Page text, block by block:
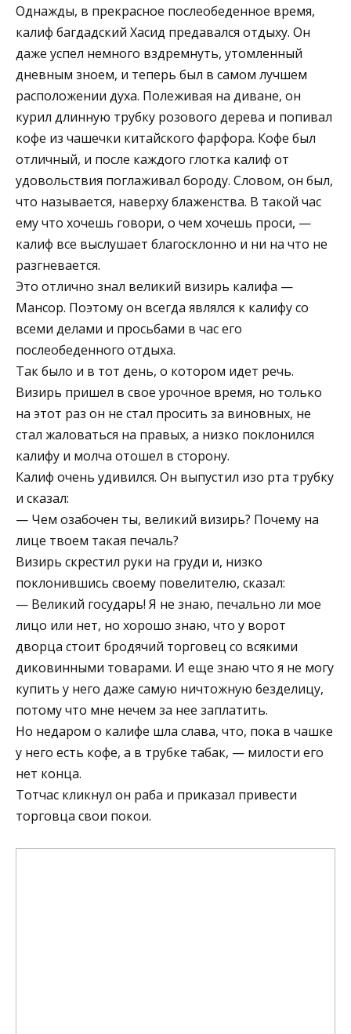
Однажды, в прекрасное послеобеденное время,
калиф багдадский Хасид предавался отдыху. Он
даже успел немного вздремнуть, утомленный
дневным зноем, и теперь был в самом лучшем
расположении духа. Полеживая на диване, он
курил длинную трубку розового дерева и попивал
кофе из чашечки китайского фарфора. Кофе был
отличный, и после каждого глотка калиф от
удовольствия поглаживал бороду. Словом, он был,
что называется, наверху блаженства. В такой час
ему что хочешь говори, о чем хочешь проси, —
калиф все выслушает благосклонно и ни на что не
разгневается.
Это отлично знал великий визирь калифа —
Мансор. Поэтому он всегда являлся к калифу со
всеми делами и просьбами в час его
послеобеденного отдыха.
Так было и в тот день, о котором идет речь.
Визирь пришел в свое урочное время, но только
на этот раз он не стал просить за виновных, не
стал жаловаться на правых, а низко поклонился
калифу и молча отошел в сторону.
Калиф очень удивился. Он выпустил изо рта трубку
и сказал:
— Чем озабочен ты, великий визирь? Почему на
лице твоем такая печаль?
Визирь скрестил руки на груди и, низко
поклонившись своему повелителю, сказал:
— Великий государь! Я не знаю, печально ли мое
лицо или нет, но хорошо знаю, что у ворот
дворца стоит бpoдячий торговец со всякими
диковинными товарами. И еще знаю что я не могу
купить у него даже самую ничтожную 6езделицу,
потому что мне нечем за нее заплатить.
Но недаром о калифе шла слава, что, пока в чашке
у него есть кофе, а в трубке табак, — милости его
нет конца.
Тотчас кликнул он раба и приказал привести
торговца свои покои.